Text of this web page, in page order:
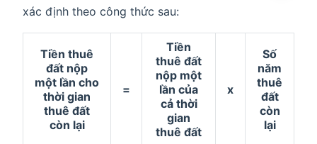
xác định theo công thức sau:
Tiền thuê
đất nộp
một lần cho
thời gian
thuê đất
còn lại
=
Tiền
thuê đất
nộp một
lần của
cả thời
gian
thuê đất
x
Số
năm
thuê
đất
còn
lại